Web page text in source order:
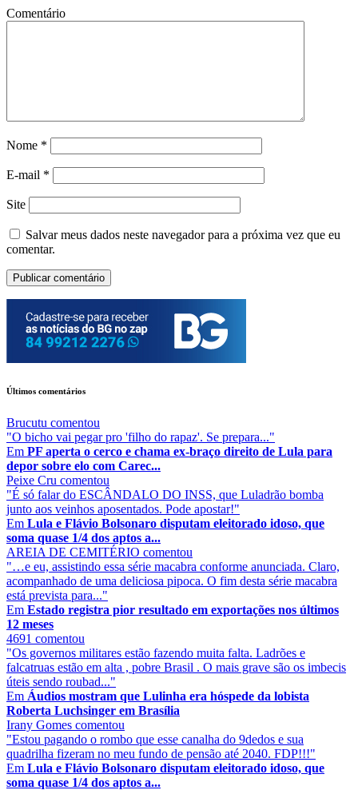
Comentário
Nome *
E-mail *
Site
Salvar meus dados neste navegador para a próxima vez que eu
comentar.
Últimos comentários
Brucutu comentou
"O bicho vai pegar pro 'filho do rapaz'. Se prepara..."
Em PF aperta o cerco e chama ex-braço direito de Lula para
depor sobre elo com Carec...
Peixe Cru comentou
"É só falar do ESCÂNDALO DO INSS, que Luladrão bomba
junto aos veinhos aposentados. Pode apostar!"
Em Lula e Flávio Bolsonaro disputam eleitorado idoso, que
soma quase 1/4 dos aptos a...
AREIA DE CEMITÉRIO comentou
"…e eu, assistindo essa série macabra conforme anunciada. Claro,
acompanhado de uma deliciosa pipoca. O fim desta série macabra
está prevista para..."
Em Estado registra pior resultado em exportações nos últimos
12 meses
4691 comentou
"Os governos militares estão fazendo muita falta. Ladrões e
falcatruas estão em alta , pobre Brasil . O mais grave são os imbecis
úteis sendo roubad..."
Em Áudios mostram que Lulinha era hóspede da lobista
Roberta Luchsinger em Brasília
Irany Gomes comentou
"Estou pagando o rombo que esse canalha do 9dedos e sua
quadrilha fizeram no meu fundo de pensão até 2040. FDP!!!"
Em Lula e Flávio Bolsonaro disputam eleitorado idoso, que
soma quase 1/4 dos aptos a...